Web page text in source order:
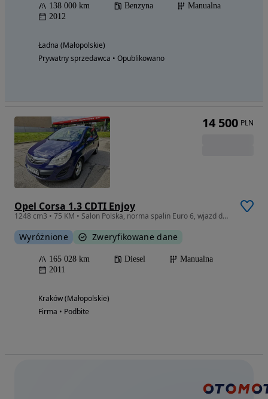
138 000 km Benzyna
Manualna
2012
Ładna (Małopolskie)
Prywatny sprzedawca • Opublikowano
Opel Corsa 1.3 CDTI Enjoy
1248 cm3 • 75 KM • Salon Polska, norma spalin Euro 6, wjazd do S.C.T. Kraków i Warszawa.
Wyróżnione Zweryfikowane dane
165 028 km Diesel
Manualna
2011
Kraków (Małopolskie)
Firma • Podbite
14 500 PLN